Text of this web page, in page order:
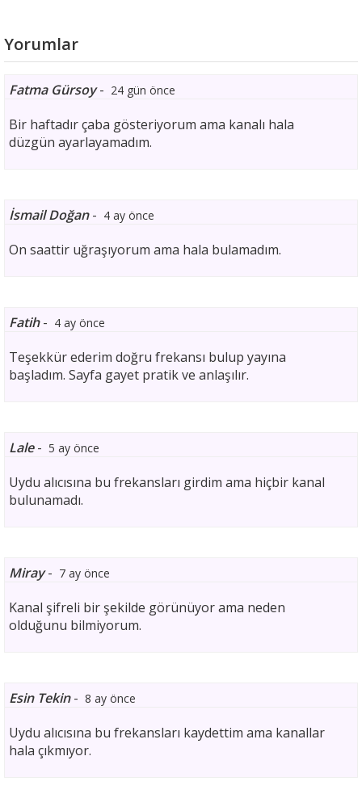
Yorumlar
Fatma Gürsoy- 24 gün önce
Bir haftadır çaba gösteriyorum ama kanalı hala
düzgün ayarlayamadım.
İsmail Doğan- 4 ay önce
On saattir uğraşıyorum ama hala bulamadım.
Fatih- 4 ay önce
Teşekkür ederim doğru frekansı bulup yayına
başladım. Sayfa gayet pratik ve anlaşılır.
Lale- 5 ay önce
Uydu alıcısına bu frekansları girdim ama hiçbir kanal
bulunamadı.
Miray- 7 ay önce
Kanal şifreli bir şekilde görünüyor ama neden
olduğunu bilmiyorum.
Esin Tekin- 8 ay önce
Uydu alıcısına bu frekansları kaydettim ama kanallar
hala çıkmıyor.